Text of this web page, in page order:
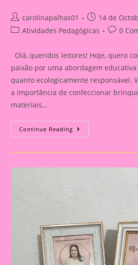
Post
author:
carolinapalhas01
Post
published:
14 de
PostAtividades Pedagógicas
Post0
Olá, queridos leitores! Hoje, quero
paixão por uma abordagem
quanto ecologicamente responsável.
a importância de confeccionar
materiais…
Continue Reading Transformando
Reciclagem
Diversão:
De
Confeccionar
Brinquedos
Com
Crianças
Na
Educação
Infantil
E
No
Ensino
Fundamental